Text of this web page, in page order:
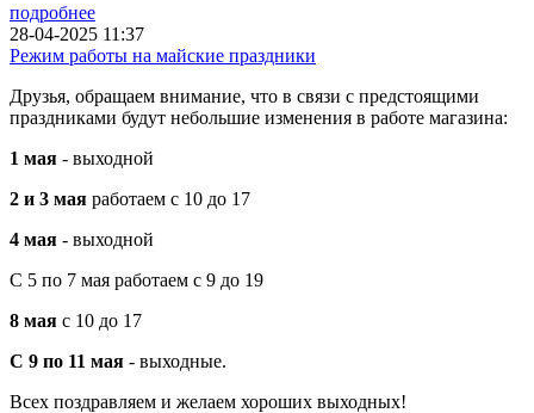
подробнее
28-04-2025 11:37
Режим работы на майские праздники
Друзья, обращаем внимание, что в связи с предстоящими
праздниками будут небольшие изменения в работе магазина:
1 мая - выходной
2 и 3 мая работаем с 10 до 17
4 мая - выходной
С 5 по 7 мая работаем с 9 до 19
8 мая с 10 до 17
С 9 по 11 мая - выходные.
Всех поздравляем и желаем хороших выходных!